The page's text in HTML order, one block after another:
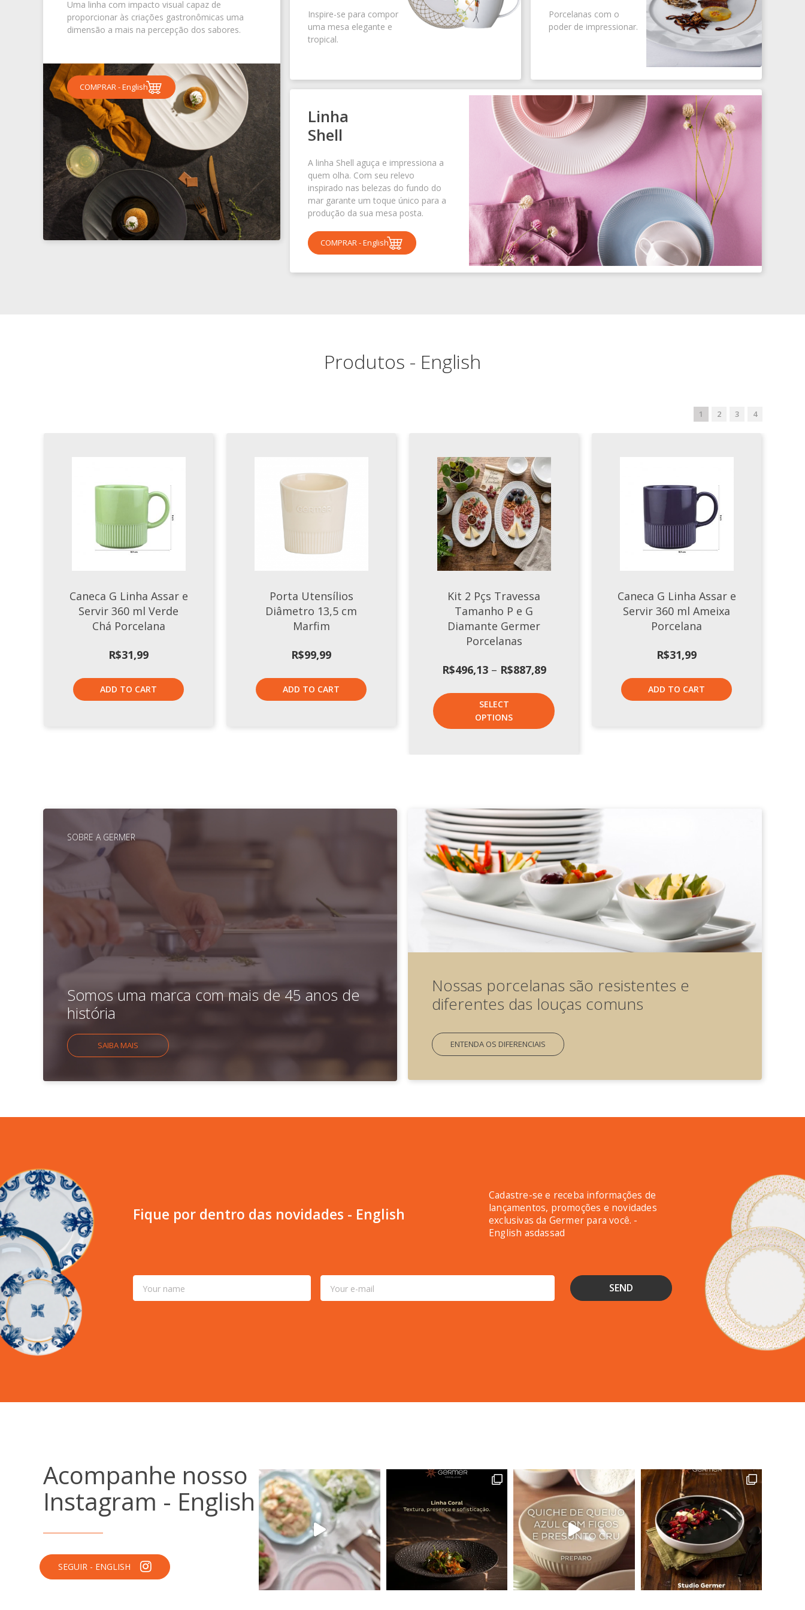
Uma linha com impacto visual capaz de
proporcionar às criações gastronômicas uma
dimensão a mais na percepção dos sabores.
COMPRAR - English
Inspire-se para compor
uma mesa elegante e
tropical.
Porcelanas com o
poder de impressionar.
Linha
Shell
A linha Shell aguça e impressiona a
quem olha. Com seu relevo
inspirado nas belezas do fundo do
mar garante um toque único para a
produção da sua mesa posta.
COMPRAR - English
Produtos - English
Caneca G Linha Assar e
Servir 360 ml Verde
Chá Porcelana
R$31,99
ADD TO CART
Porta Utensílios
Diâmetro 13,5 cm
Marfim
R$99,99
ADD TO CART
Kit 2 Pçs Travessa
Tamanho P e G
Diamante Germer
Porcelanas
R$496,13 – R$887,89Price
R$496,13
through
R$887,89
SELECT
OPTIONS
Caneca G Linha Assar e
Servir 360 ml Ameixa
Porcelana
R$31,99
ADD TO CART
1 2 3 4
SOBRE A GERMER
Somos uma marca com mais de 45 anos de
história
SAIBA MAIS
Nossas porcelanas são resistentes e
diferentes das louças comuns
ENTENDA OS DIFERENCIAIS
Fique por dentro das novidades - English
Cadastre-se e receba informações de
lançamentos, promoções e novidades
exclusivas da Germer para você. -
English asdassad
Acompanhe nosso
Instagram - English
SEGUIR - ENGLISH